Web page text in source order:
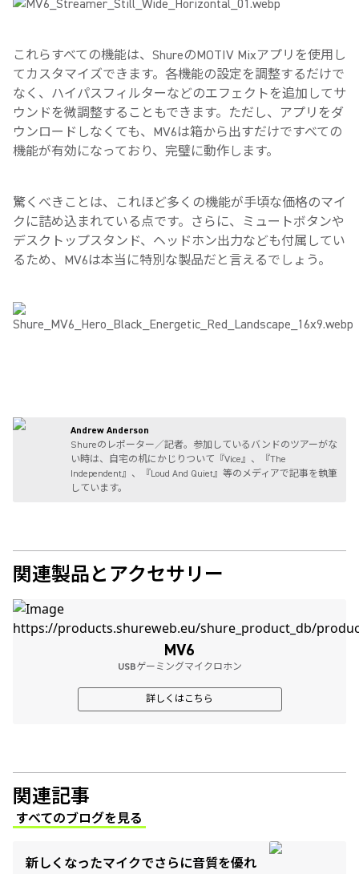
これらすべての機能は、 ShureのMOTIV Mixアプリを使用し
てカスタマイズできます。各機能の設定を調整するだけで
なく、ハイパスフィルターなどのエフェクトを追加してサ
ウンドを微調整することもできます。ただし、アプリをダ
ウンロードしなくても、 MV6は箱から出すだけですべての
機能が有効になっており、完璧に動作します。
驚くべきことは、これほど多くの機能が手頃な価格のマイ
クに詰め込まれている点です。さらに、ミュートボタンや
デスクトップスタンド、ヘッドホン出力なども付属してい
るため、 MV6は本当に特別な製品だと言えるでしょう。
Andrew Anderson
Shureのレポーター／記者。参加しているバンドのツアーがな
い時は、自宅の机にかじりついて『Vice』、『The
Independent』、『Loud And Quiet』等のメディアで記事を執筆
しています。
関連製品とアクセサリー
MV6
USBゲーミングマイクロホン
詳しくはこちら
関連記事
すべてのブログを見る
(Opens in a new tab)
新しくなったマイクでさらに音質を優れ